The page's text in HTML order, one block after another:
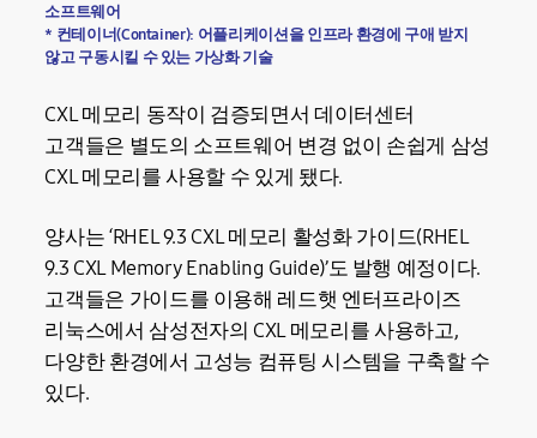
소프트웨어
* 컨테이너(Container): 어플리케이션을 인프라 환경에 구애 받지
않고 구동시킬 수 있는 가상화 기술
CXL 메모리 동작이 검증되면서 데이터센터
고객들은 별도의 소프트웨어 변경 없이 손쉽게 삼성
CXL 메모리를 사용할 수 있게 됐다.
양사는 ‘RHEL 9.3 CXL 메모리 활성화 가이드(RHEL
9.3 CXL Memory Enabling Guide)’도 발행 예정이다.
고객들은 가이드를 이용해 레드햇 엔터프라이즈
리눅스에서 삼성전자의 CXL 메모리를 사용하고,
다양한 환경에서 고성능 컴퓨팅 시스템을 구축할 수
있다.